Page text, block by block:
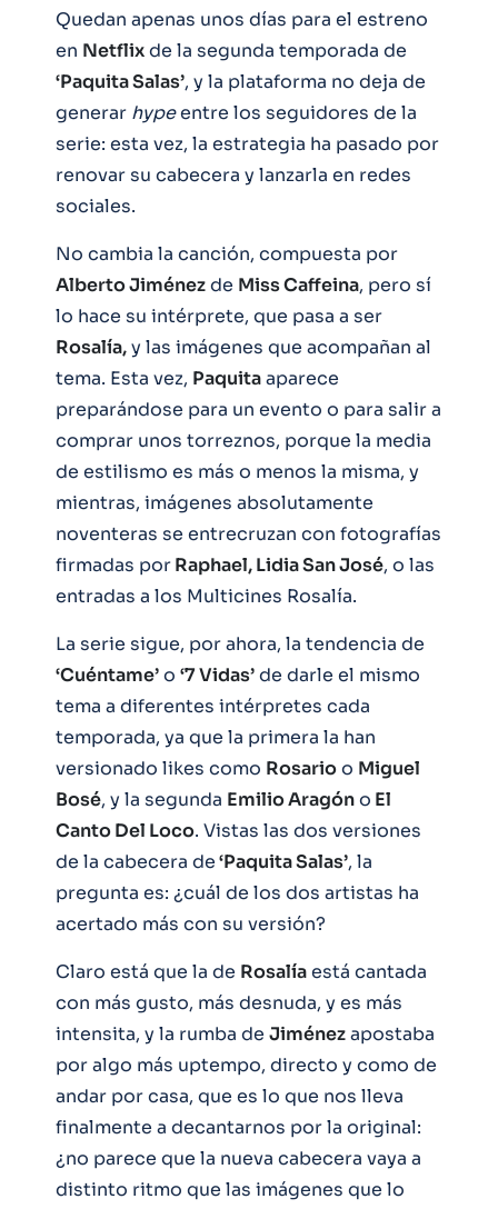
Quedan apenas unos días para el estreno
en Netflixde la segunda temporada de
‘Paquita Salas’, y la plataforma no deja de
generar hypeentre los seguidores de la
serie: esta vez, la estrategia ha pasado por
renovar su cabecera y lanzarla en redes
sociales.
No cambia la canción, compuesta por
Alberto Jiménezde Miss Caffeina, pero sí
lo hace su intérprete, que pasa a ser
Rosalía,y las imágenes que acompañan al
tema. Esta vez, Paquitaaparece
preparándose para un evento o para salir a
comprar unos torreznos, porque la media
de estilismo es más o menos la misma, y
mientras, imágenes absolutamente
noventeras se entrecruzan con fotografías
firmadas porRaphael, Lidia San José, o las
entradas a los Multicines Rosalía.
La serie sigue, por ahora, la tendencia de
‘Cuéntame’o ‘7 Vidas’de darle el mismo
tema a diferentes intérpretes cada
temporada, ya que la primera la han
versionado likes como Rosarioo Miguel
Bosé, y la segunda Emilio Aragóno El
Canto Del Loco. Vistas las dos versiones
de la cabecera de‘Paquita Salas’, la
pregunta es: ¿cuál de los dos artistas ha
acertado más con su versión?
Claro está que la de Rosalíaestá cantada
con más gusto, más desnuda, y es más
intensita, y la rumba de Jiménezapostaba
por algo más uptempo, directo y como de
andar por casa, que es lo que nos lleva
finalmente a decantarnos por la original:
¿no parece que la nueva cabecera vaya a
distinto ritmo que las imágenes que lo